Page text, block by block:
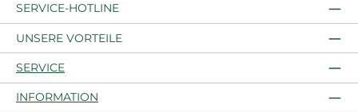
SERVICE-HOTLINE
UNSERE VORTEILE
SERVICE
INFORMATION